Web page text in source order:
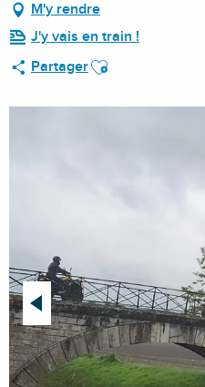
M'y rendre
J'y vais en train !
PartagerAjouter aux favoris